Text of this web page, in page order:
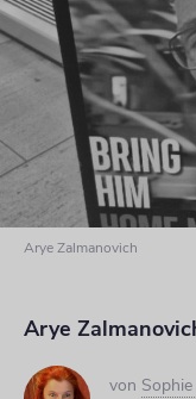
Arye Zalmanovich
Arye
von